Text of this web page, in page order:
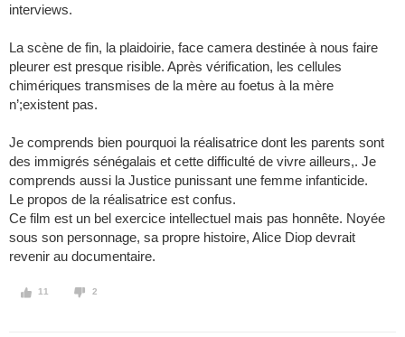
interviews.
La scène de fin, la plaidoirie, face camera destinée à nous faire
pleurer est presque risible. Après vérification, les cellules
chimériques transmises de la mère au foetus à la mère
n’;existent pas.
Je comprends bien pourquoi la réalisatrice dont les parents sont
des immigrés sénégalais et cette difficulté de vivre ailleurs,. Je
comprends aussi la Justice punissant une femme infanticide.
Le propos de la réalisatrice est confus.
Ce film est un bel exercice intellectuel mais pas honnête. Noyée
sous son personnage, sa propre histoire, Alice Diop devrait
revenir au documentaire.
11 2